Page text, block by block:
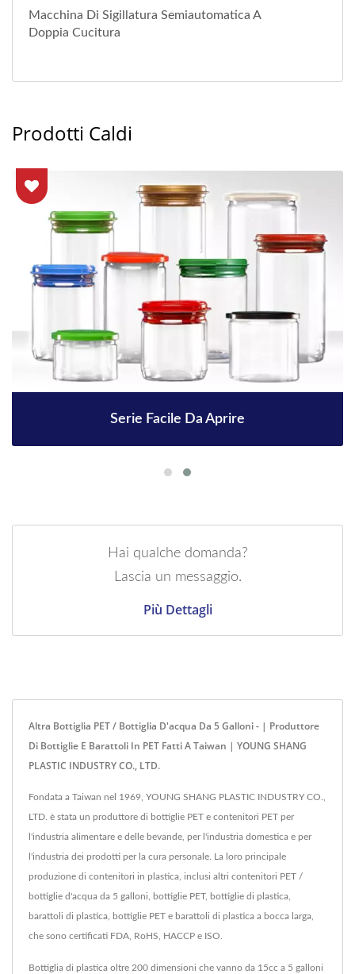
Macchina Di Sigillatura Semiautomatica A
Doppia Cucitura
Prodotti Caldi
Serie Facile Da Aprire
Hai qualche domanda?
Lascia un messaggio.
Più Dettagli
Altra Bottiglia PET / Bottiglia D'acqua Da 5 Galloni - | Produttore
Di Bottiglie E Barattoli In PET Fatti A Taiwan | YOUNG SHANG
PLASTIC INDUSTRY CO., LTD.
Fondata a Taiwan nel 1969, YOUNG SHANG PLASTIC INDUSTRY CO.,
LTD. è stata un produttore di bottiglie PET e contenitori PET per
l'industria alimentare e delle bevande, per l'industria domestica e per
l'industria dei prodotti per la cura personale. La loro principale
produzione di contenitori in plastica, inclusi altri contenitori PET /
bottiglie d'acqua da 5 galloni, bottiglie PET, bottiglie di plastica,
barattoli di plastica, bottiglie PET e barattoli di plastica a bocca larga,
che sono certificati FDA, RoHS, HACCP e ISO.
Bottiglia di plastica oltre 200 dimensioni che vanno da 15cc a 5 galloni